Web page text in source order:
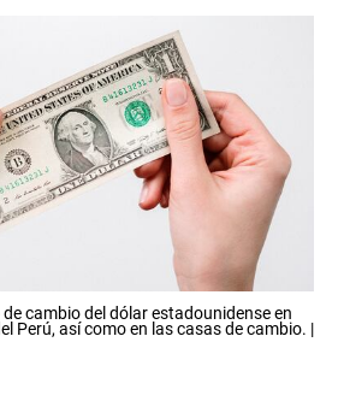
cambio del dólar estadounidense en
Perú, así como en las casas de cambio. |